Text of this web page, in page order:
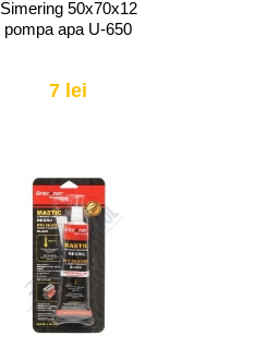
Simering 50x70x12
pompa apa U-650
7 lei